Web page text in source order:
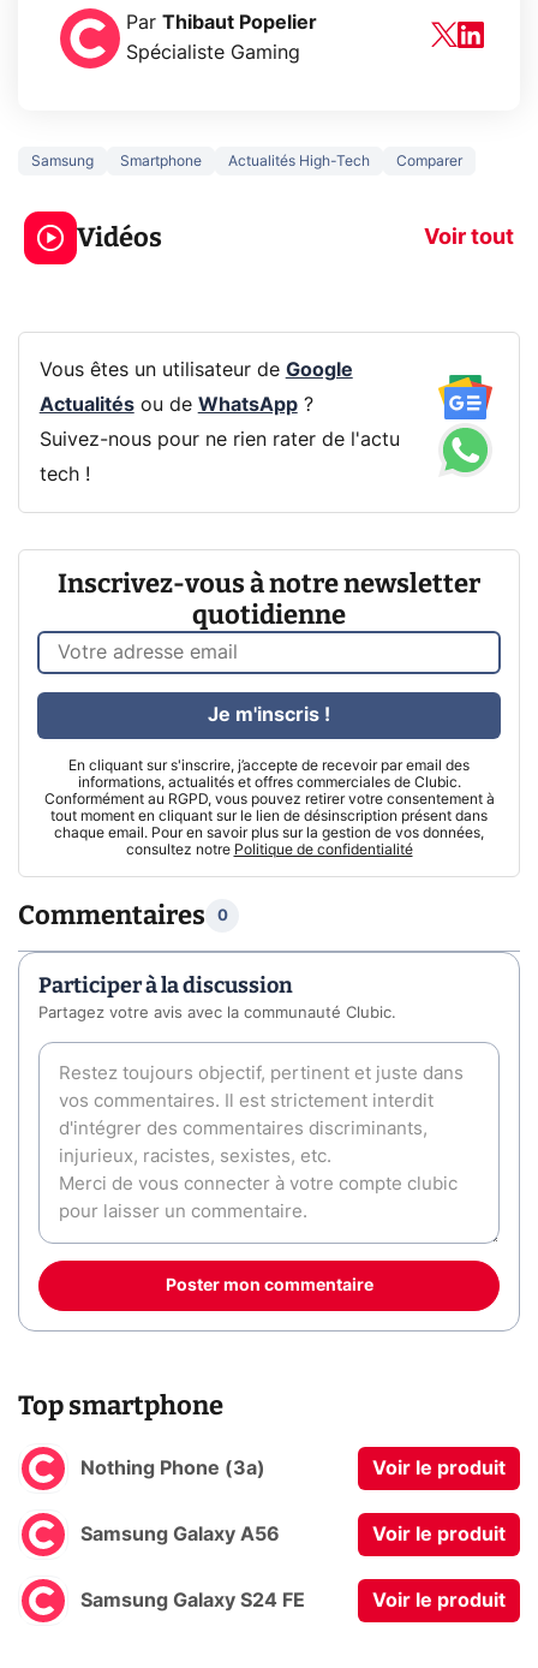
Par Thibaut Popelier
Spécialiste Gaming
Samsung Smartphone Actualités High-Tech Comparer
Vidéos Voir tout
3 écrans en 1 pour
319€ ? Voici L'AOC
CQ32G4ZA !
5
prochaine
Vous êtes un utilisateur de Google
Actualitésou de WhatsApp?
Suivez-nous pour ne rien rater de l'actu
tech !
Inscrivez-vous à notre newsletter
quotidienne
En cliquant sur s'inscrire, j’accepte de recevoir par email des
informations, actualités et offres commerciales de Clubic.
Conformément au RGPD, vous pouvez retirer votre consentement à
tout moment en cliquant sur le lien de désinscription présent dans
chaque email. Pour en savoir plus sur la gestion de vos données,
consultez notre Politique de confidentialité
Je m'inscris !
Commentaires 0
Participer à la discussion
Partagez votre avis avec la communauté Clubic.
Poster mon commentaire
Top smartphone
Nothing Phone (3a) Voir le produit
Samsung Galaxy A56 Voir le produit
Samsung Galaxy S24 FE Voir le produit